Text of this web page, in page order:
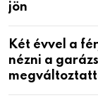
jön
Két évvel a
nézni a